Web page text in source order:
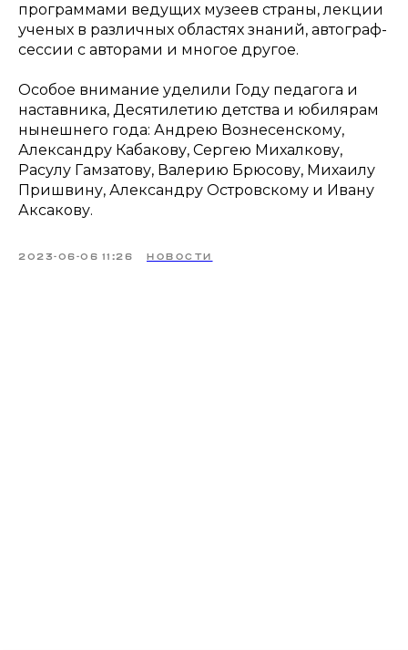
программами ведущих музеев страны, лекции
ученых в различных областях знаний, автограф-
сессии с авторами и многое другое.
Особое внимание уделили Году педагога и
наставника, Десятилетию детства и юбилярам
нынешнего года: Андрею Вознесенскому,
Александру Кабакову, Сергею Михалкову,
Расулу Гамзатову, Валерию Брюсову, Михаилу
Пришвину, Александру Островскому и Ивану
Аксакову.
2023-06-06 11:26 НОВОСТИ